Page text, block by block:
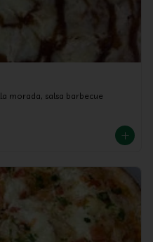
morada, salsa barbecue